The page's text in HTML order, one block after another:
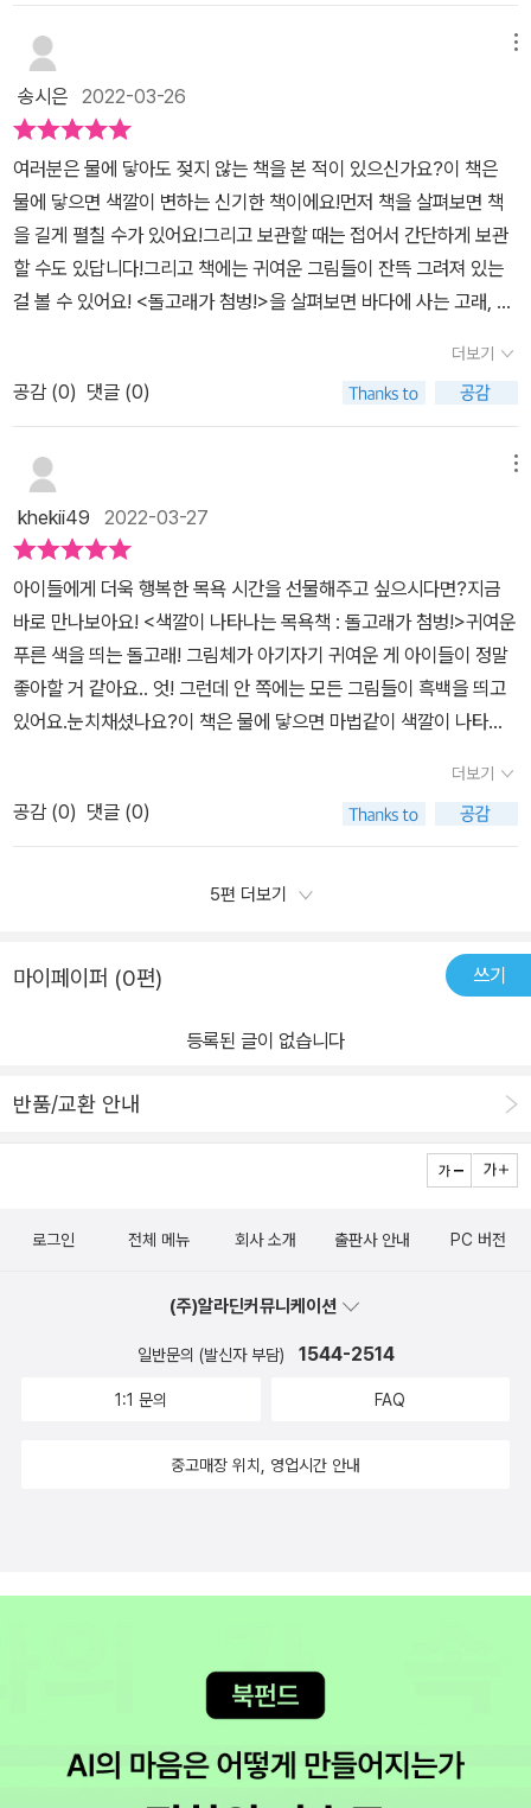
은 책이다.오히려 글이 없는 책이기 때문에 아이들이 가진 상상의 나
래를 목욕 시간 동안 마음껏 펼칠 수 있을 것 같다.-색이라는 존재
다.흑백일 때는 책이 비교적 단조롭고 무난해보였다면 색이 입혀졌
을 때는 순식간에 책에 확 집중할 수 있고 책 속 그림을 하나하나 찾아
보게 되는 거 같았다.-KC 안전 인증과 CE 유럽연합 안전 인증을 받
았기에 영유아들이 목욕 시간에 안심하고 사용할 수 있다고 한다 !
본 리뷰는 서포터즈 활동을 위해 출판사로부터 도서를 지원받아 작성
하였습니다
송시은 2022-03-26
여러분은 물에 닿아도 젖지 않는 책을 본 적이 있으신가요?이 책은
물에 닿으면 색깔이 변하는 신기한 책이에요!먼저 책을 살펴보면 책
을 길게 펼칠 수가 있어요!그리고 보관할 때는 접어서 간단하게 보관
할 수도 있답니다!그리고 책에는 귀여운 그림들이 잔뜩 그려져 있는
걸 볼 수 있어요! <돌고래가 첨벙!>을 살펴보면 바다에 사는 고래, 돌
과 백으로 눈에 뛰게 나뉘어져 있어서 그림이 눈에 확 들어오는 것 같
아요! 책을 물에 적셔보면 흰색의 고래, 돌고래 등이 예쁘게 색이 물든
걸 볼 수 있어요! 아이들이 목욕할 때 갖고 놀 수 있는 책으로 안성맞
춤인 것 같아요!물에 젖어도 망가지지 않고 아이들의 호기심도 자극
할 수 있는 귀엽고 재밌는 책입니다!다 사용한 후에 햇빛에 말려 두면
다시 원래대로 돌아간답니다!그리고 다음에 재사용할 수 있어요! 어
린 아이들이 목욕할 때 아기자기하고 귀여운 그림으로 힐링할 수 있
을 것 같아요!아이들에게 추천하고 싶은 책입니다!*보림출판사 대학
생 서포터즈 아티비터스 11기로서, 무상으로 책을 제공받아 작성하였
습니다.
더보기
공감 (0) 댓글 (0)
khekii49 2022-03-27
아이들에게 더욱 행복한 목욕 시간을 선물해주고 싶으시다면?지금
바로 만나보아요! <색깔이 나타나는 목욕책 : 돌고래가 첨벙!>귀여운
푸른 색을 띄는 돌고래! 그림체가 아기자기 귀여운 게 아이들이 정말
좋아할 거 같아요.. 엇! 그런데 안 쪽에는 모든 그림들이 흑백을 띄고
있어요.눈치채셨나요?이 책은 물에 닿으면 마법같이 색깔이 나타납
요....아이들 손에 맞는 알맞은 크기에 폭신폭신한 촉감이아이들이 목
욕할 때 가지고 놀기 딱 적합한 거 같아요~!소근육 발달에 아주 도움
이 될 듯 합니다:)또한 KC 안전인증과 CE 유럽연합 안전인증을 받은
제품으로, 안심하고 사용할 수 있답니다!우와!물에 담그니 이렇게 예
번에 눈에 들어와요!책이 병풍처럼 되어있어 바닷속 풍경이 파노라마
로 펼쳐져,더욱 생생하게 바다 느낌을 느낄 수 있습니다. 아이들 목욕
니...!----------------이제 아이들의 목욕하는 시간을 더욱 아름답
가는 책이었답니다!물기가 마르면 다시 흑백으로 돌아오기 때문에한
번 구입하면 반복해서 영구적으로 사용할 수 있습니다!다들 돌고래와
첨벙 첨벙 놀이 해보아요!*보림출판사 서포터즈 활동으로써, 출판사
더보기
공감 (0) 댓글 (0)
5편 더보기
마이페이퍼 (0편) 쓰기
등록된 글이 없습니다
반품/교환 안내
로그인 전체 메뉴 회사 소개 출판사 안내 PC 버전
(주)알라딘커뮤니케이션
일반문의 (발신자 부담) 1544-2514
1:1 문의 FAQ
중고매장 위치, 영업시간 안내